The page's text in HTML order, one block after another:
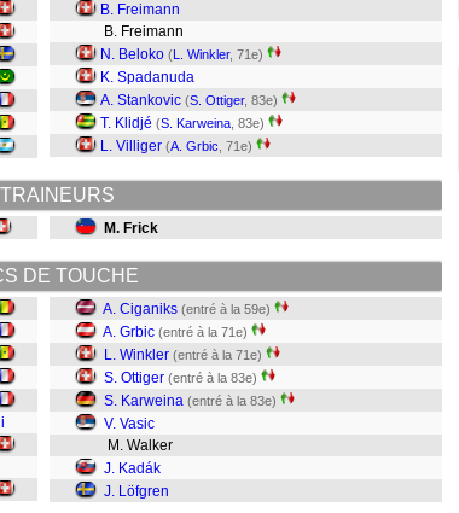
B. Freimann
B. Freimann
N. Beloko (L. Winkler, 71e)
K. Spadanuda
A. Stankovic (S. Ottiger, 83e)
T. Klidjé (S. Karweina , 83e)
L. Villiger (A. Grbic , 71e)
M. Frick
DE TOUCHE
A. Ciganiks (entré à la 59e)
A. Grbic (entré à la 71e)
L. Winkler (entré à la 71e)
S. Ottiger (entré à la 83e)
S. Karweina (entré à la 83e)
V. Vasic
M. Walker
J. Kadák
J. Löfgren